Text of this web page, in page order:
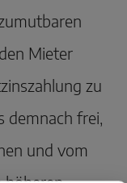
Mieter
zu
demnach frei,
und vom